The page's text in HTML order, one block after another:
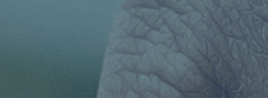
Szkoła Ewangelizacji[:]